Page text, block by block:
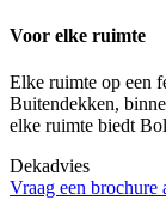
Voor elke ruimte
Elke ruimte op een
Buitendekken,
elke ruimte biedt
Dekadvies
Vraag een brochure